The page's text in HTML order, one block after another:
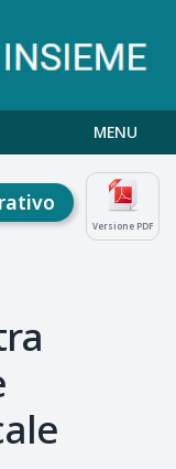
MENU
Versione PDF